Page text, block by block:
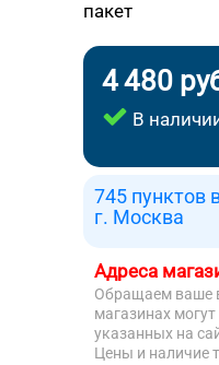
пакет
4 480
В
745 пунктов
г. Москва
Адреса
Обращаем ваше
магазинах
указанных на
Цены и наличие